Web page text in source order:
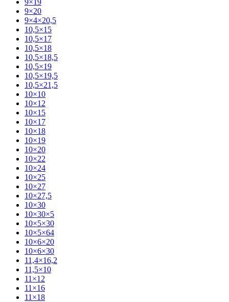
9×19
9×20
9×4×20,5
10,5×15
10,5×17
10,5×18
10,5×18,5
10,5×19
10,5×19,5
10,5×21,5
10×10
10×12
10×15
10×17
10×18
10×19
10×20
10×22
10×24
10×25
10×27
10×27,5
10×30
10×30×5
10×5×30
10×5×64
10×6×20
10×6×30
11,4×16,2
11,5×10
11×12
11×16
11×18